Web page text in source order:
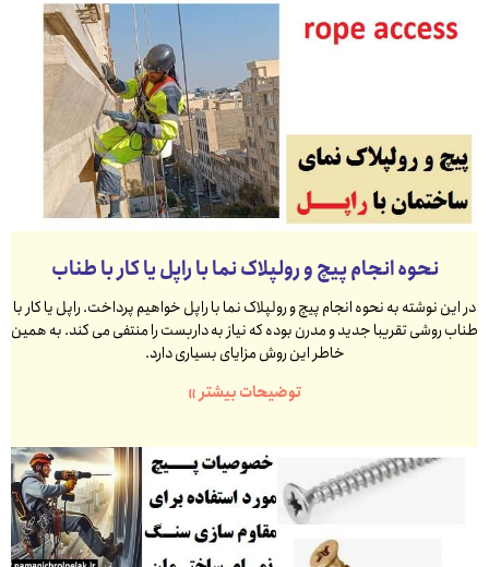
نحوه انجام پیچ و رولپلاک نما با راپل یا کار با طناب
در این نوشته به نحوه انجام پیچ و رولپلاک نما با راپل خواهیم پرداخت. راپل یا کار با
طناب روشی تقریبا جدید و مدرن بوده که نیاز به داربست را منتفی می کند. به همین
خاطر این روش مزایای بسیاری دارد.
توضیحات بیشتر »